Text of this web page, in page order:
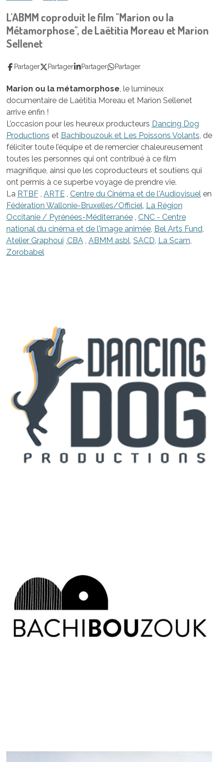
L'ABMM coproduit le film "Marion ou la
Métamorphose", de Laëtitia Moreau et Marion
Sellenet
Partager Partager Partager Partager
Marion ou la métamorphose, le lumineux
documentaire de Laëtitia Moreau et Marion Sellenet
arrive enfin !
L’occasion pour les heureux producteurs Dancing Dog
Productions et Bachibouzouk et Les Poissons Volants, de
féliciter toute l’équipe et de remercier chaleureusement
toutes les personnes qui ont contribué à ce film
magnifique, ainsi que les coproducteurs et soutiens qui
ont permis à ce superbe voyage de prendre vie.
La RTBF, ARTE, Centre du Cinéma et de l'Audiovisuelen
Fédération Wallonie-Bruxelles/Officiel, La Région
Occitanie / Pyrénées-Méditerranée, CNC - Centre
national du cinéma et de l'image animée, Bel Arts Fund,
Atelier Graphoui ,CBA, ABMM asbl, SACD, La Scam,
Zorobabel